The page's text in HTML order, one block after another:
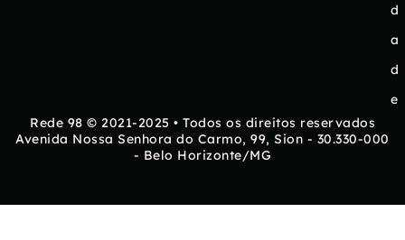
d
a
d
e
Rede 98 © 2021-2025 • Todos os direitos reservados
Avenida Nossa Senhora do Carmo, 99, Sion - 30.330-000
- Belo Horizonte/MG